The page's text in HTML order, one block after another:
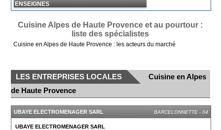
ENSEIGNES
Cuisine Alpes de Haute Provence et au pourtour :
liste des spécialistes
Cuisine en Alpes de Haute Provence : les acteurs du marché
LES ENTREPRISES LOCALES
Cuisine en Alpes
de Haute Provence
UBAYE ELECTROMENAGER SARL BARCELONNETTE - 04
UBAYE ELECTROMENAGER SARL